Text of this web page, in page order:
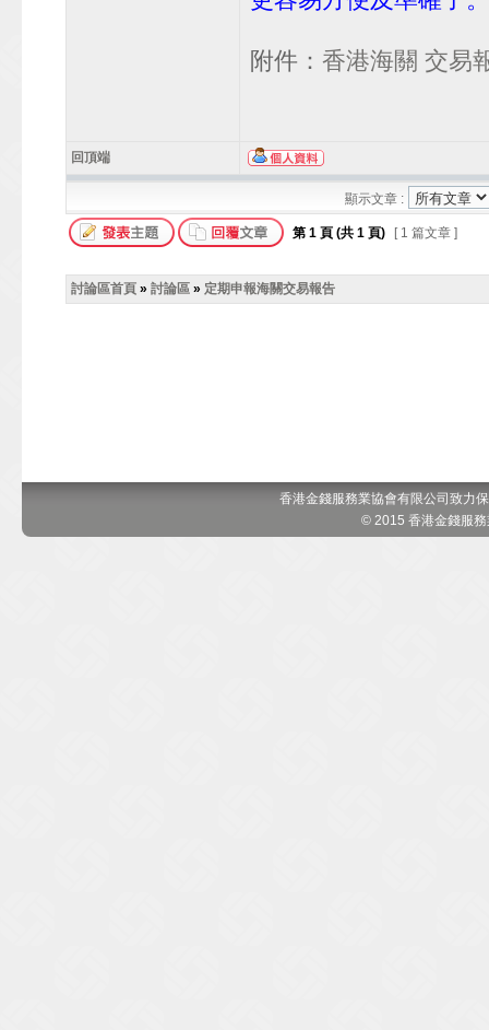
附件： 香港海關 交易
回頂端
顯示文章 :
第 1 頁 (共 1 頁) [ 1 篇文章 ]
討論區首頁 » 討論區 » 定期申報海關交易報告
香港金錢服務業協會有限公司致力
© 2015 香港金錢服